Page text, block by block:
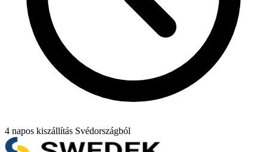
4 napos kiszállítás Svédországból